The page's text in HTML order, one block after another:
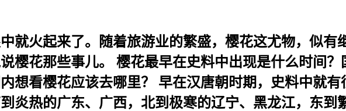
就火起来了。随着旅游业的繁盛，樱花这尤物，似有
樱花那些事儿。 樱花最早在史料中出现是什么时间
想看樱花应该去哪里？ 早在汉唐朝时期，史料中就
炎热的广东、广西，北到极寒的辽宁、黑龙江，东